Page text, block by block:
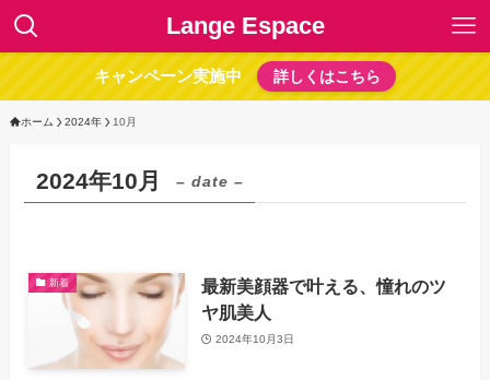
Lange Espace
キャンペーン実施中 詳しくはこちら
ホーム 2024年 10月
2024年10月 – date –
新着
最新美顔器で叶える、憧れのツ
ヤ肌美人
2024年10月3日